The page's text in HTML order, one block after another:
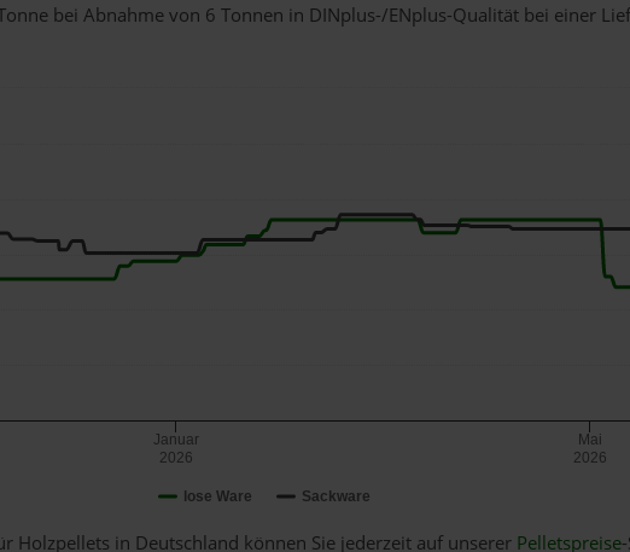
bei Abnahmevon 6 Tonnen in DINplus-/ENplus-Qualität bei einer
lose Ware Sackware
Januar
2026
Mai
2026
Holzpellets in Deutschland können Sie jederzeit auf unserer Pelletspreise